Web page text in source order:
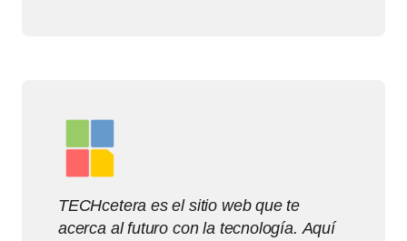
TECHcetera es el sitio web que te
acerca al futuro con la tecnología. Aquí